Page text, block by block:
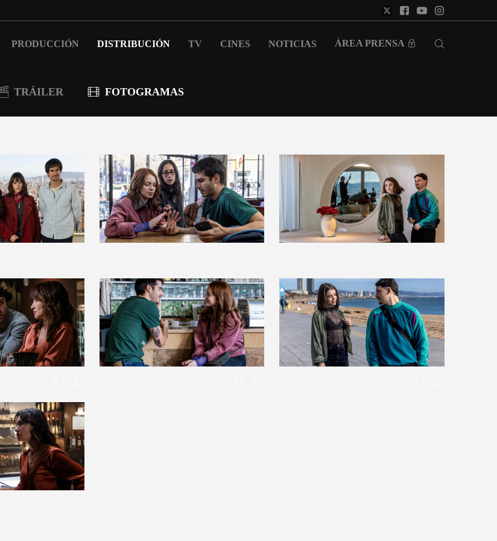
PRODUCCIÓN DISTRIBUCIÓN TV CINES NOTICIAS ÁREA PRENSA
TRÁILER FOTOGRAMAS